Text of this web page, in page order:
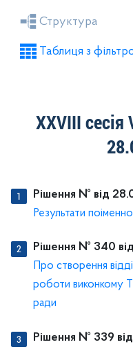
Засідання районної
Проекти рішень
Структура
Таблиця з
XXVІІІ
Рішення № від
Результати
Рішення № 340
Про створення
роботи виконкому
ради
Рішення № 339